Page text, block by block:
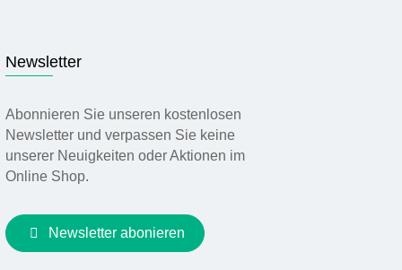
Newsletter
Abonnieren Sie unseren kostenlosen
Newsletter und verpassen Sie keine
unserer Neuigkeiten oder Aktionen im
Online Shop.
Newsletter abonieren